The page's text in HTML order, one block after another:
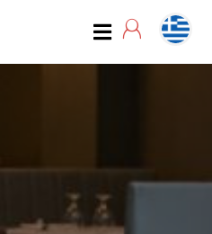
10:45
11:30
11:45